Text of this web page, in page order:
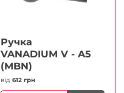
Ручка
VANADIUM V - A5
(MBN)
від 612 грн